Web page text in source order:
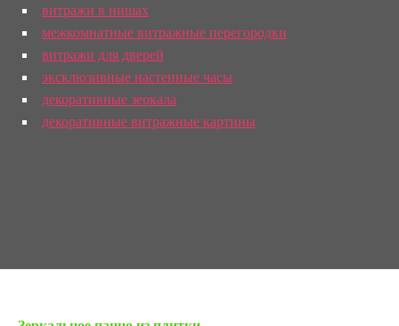
витражи в нишах
межкомнатные витражные перегородки
витражи для дверей
эксклюзивные настенные часы
декоративные зеркала
декоративные витражные картины